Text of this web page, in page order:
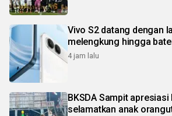
Vivo S2 datang dengan
melengkung hingga
4 jam lalu
BKSDA Sampit
selamatkan anak